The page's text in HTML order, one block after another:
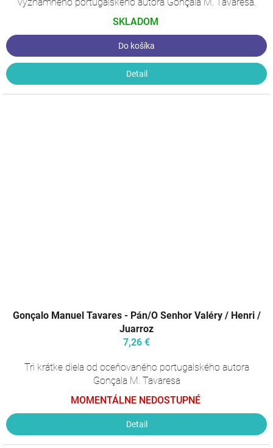
SKLADOM
Do košíka
Detail
Gonçalo Manuel Tavares - Pán/O Senhor Valéry / Henri /
Juarroz
7,26 €
Tri krátke diela od oceňovaného portugalského autora
Gonçala M. Tavaresa
MOMENTÁLNE NEDOSTUPNÉ
Detail